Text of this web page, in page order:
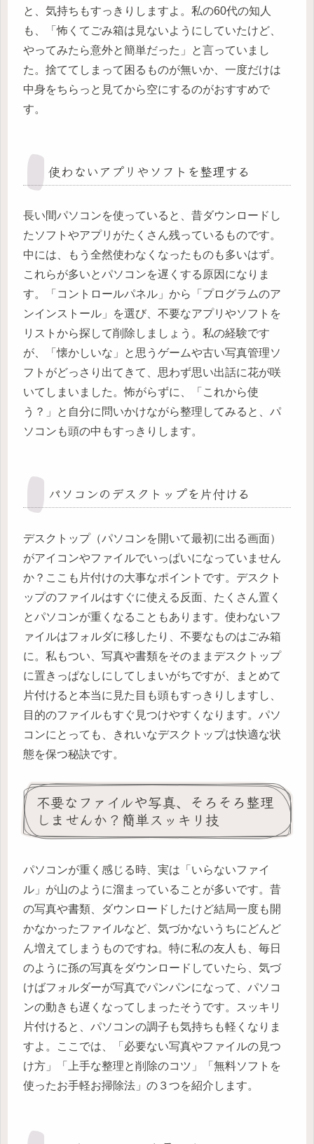
と、気持ちもすっきりしますよ。私の60代の知人
も、「怖くてごみ箱は見ないようにしていたけど、
やってみたら意外と簡単だった」と言っていまし
た。捨ててしまって困るものが無いか、一度だけは
中身をちらっと見てから空にするのがおすすめで
す。
使わないアプリやソフトを整理する
長い間パソコンを使っていると、昔ダウンロードし
たソフトやアプリがたくさん残っているものです。
中には、もう全然使わなくなったものも多いはず。
これらが多いとパソコンを遅くする原因になりま
す。「コントロールパネル」から「プログラムのア
ンインストール」を選び、不要なアプリやソフトを
リストから探して削除しましょう。私の経験です
が、「懐かしいな」と思うゲームや古い写真管理ソ
フトがどっさり出てきて、思わず思い出話に花が咲
いてしまいました。怖がらずに、「これから使
う？」と自分に問いかけながら整理してみると、パ
ソコンも頭の中もすっきりします。
パソコンのデスクトップを片付ける
デスクトップ（パソコンを開いて最初に出る画面）
がアイコンやファイルでいっぱいになっていません
か？ここも片付けの大事なポイントです。デスクト
ップのファイルはすぐに使える反面、たくさん置く
とパソコンが重くなることもあります。使わないフ
ァイルはフォルダに移したり、不要なものはごみ箱
に。私もつい、写真や書類をそのままデスクトップ
に置きっぱなしにしてしまいがちですが、まとめて
片付けると本当に見た目も頭もすっきりしますし、
目的のファイルもすぐ見つけやすくなります。パソ
コンにとっても、きれいなデスクトップは快適な状
態を保つ秘訣です。
不要なファイルや写真、そろそろ整理
しませんか？簡単スッキリ技
パソコンが重く感じる時、実は「いらないファイ
ル」が山のように溜まっていることが多いです。昔
の写真や書類、ダウンロードしたけど結局一度も開
かなかったファイルなど、気づかないうちにどんど
ん増えてしまうものですね。特に私の友人も、毎日
のように孫の写真をダウンロードしていたら、気づ
けばフォルダーが写真でパンパンになって、パソコ
ンの動きも遅くなってしまったそうです。スッキリ
片付けると、パソコンの調子も気持ちも軽くなりま
すよ。ここでは、「必要ない写真やファイルの見つ
け方」「上手な整理と削除のコツ」「無料ソフトを
使ったお手軽お掃除法」の３つを紹介します。